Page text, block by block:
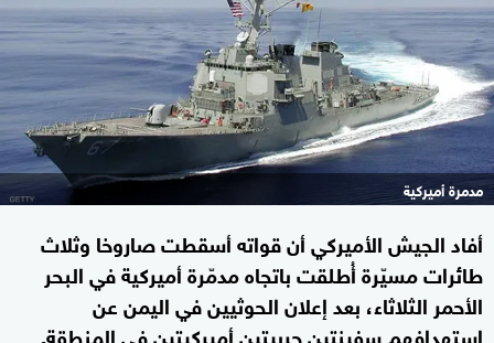
مدمرة أميركية
أفاد الجيش الأميركي أن قواته أسقطت صاروخا وثلاث
طائرات مسيّرة أُطلقت باتجاه مدمّرة أميركية في البحر
الأحمر الثلاثاء، بعد إعلان الحوثيين في اليمن عن
استهدافهم سفينتين حربيتين أميركيتين في المنطقة.